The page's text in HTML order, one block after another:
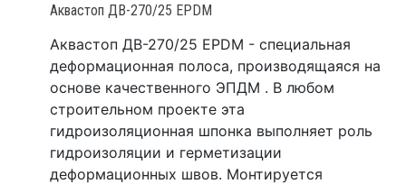
Аквастоп ДВ-270/25 EPDM
Аквастоп ДВ-270/25 EPDM - специальная
деформационная полоса, производящаяся на
основе качественного ЭПДМ . В любом
строительном проекте эта
гидроизоляционная шпонка выполняет роль
гидроизоляции и герметизации
деформационных швов. Монтируется